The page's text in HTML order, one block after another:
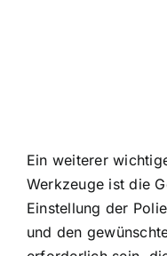
Ein weiterer
Werkzeuge ist die
Einstellung der
und den